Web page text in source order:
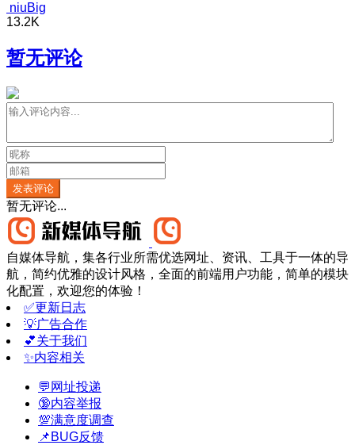
niuBig
13.2K
暂无评论
发表评论
暂无评论...
自媒体导航，集各行业所需优选网址、资讯、工具于一体的导
航，简约优雅的设计风格，全面的前端用户功能，简单的模块
化配置，欢迎您的体验！
✅更新日志
💡广告合作
💕关于我们
✨内容相关
💬网址投递
🔞内容举报
💯满意度调查
📌BUG反馈